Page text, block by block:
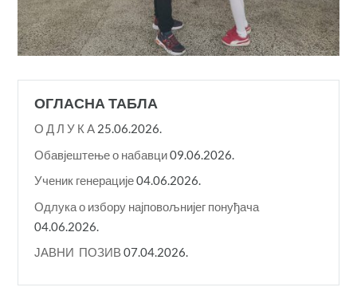
ОГЛАСНА ТАБЛА
О Д Л У К A 25.06.2026.
Обавјештење о набавци09.06.2026.
Ученик генерације04.06.2026.
Одлука о избору најповољнијег понуђача
04.06.2026.
ЈАВНИ ПОЗИВ 07.04.2026.